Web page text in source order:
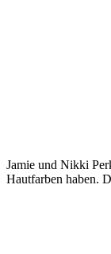
Jamie und Nikki
Hautfarben haben.